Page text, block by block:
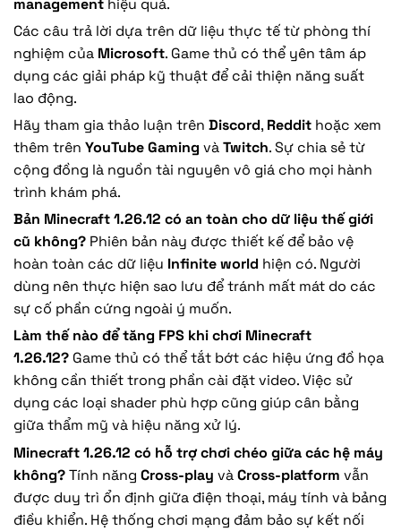
management hiệu quả.
Các câu trả lời dựa trên dữ liệu thực tế từ phòng thí
nghiệm của Microsoft. Game thủ có thể yên tâm áp
dụng các giải pháp kỹ thuật để cải thiện năng suất
lao động.
Hãy tham gia thảo luận trên Discord, Reddit hoặc xem
thêm trên YouTube GamingvàTwitch. Sự chia sẻ từ
cộng đồng là nguồn tài nguyên vô giá cho mọi hành
trình khám phá.
Bản Minecraft 1.26.12 có an toàn cho dữ liệu thế giới
cũ không? Phiên bản này được thiết kế để bảo vệ
hoàn toàn các dữ liệu Infinite world hiện có. Người
dùng nên thực hiện sao lưu để tránh mất mát do các
sự cố phần cứng ngoài ý muốn.
Làm thế nào để tăng FPS khi chơi Minecraft
1.26.12? Game thủ có thể tắt bớt các hiệu ứng đồ họa
không cần thiết trong phần cài đặt video. Việc sử
dụng các loại shader phù hợp cũng giúp cân bằng
giữa thẩm mỹ và hiệu năng xử lý.
Minecraft 1.26.12 có hỗ trợ chơi chéo giữa các hệ máy
không?Tính năng Cross-play vàCross-platform vẫn
được duy trì ổn định giữa điện thoại, máy tính và bảng
điều khiển. Hệ thống chơi mạng đảm bảo sự kết nối